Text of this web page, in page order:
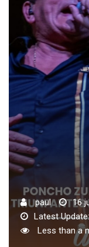
paul
16
Latest
Less than a